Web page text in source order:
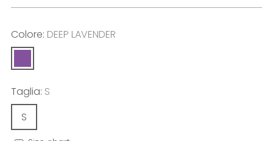
Colore: DEEP LAVENDER
Taglia: S
S